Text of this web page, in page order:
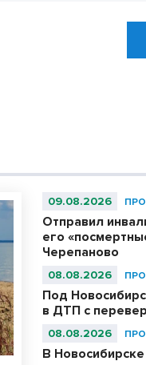
09.08.2026
Отправил
его
Черепаново
08.08.2026
Под
в ДТП с
08.08.2026
В